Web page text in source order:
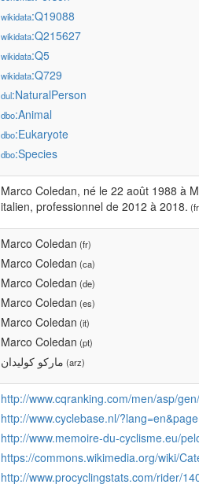
wikidata:Q19088
wikidata:Q215627
wikidata:Q5
wikidata:Q729
dul:NaturalPerson
dbo:Animal
dbo:Eukaryote
dbo:Species
Marco Coledan, né le 22 août 1988 à
italien, professionnel de 2012 à 2018.
Marco Coledan (fr)
Marco Coledan (ca)
Marco Coledan (de)
Marco Coledan (es)
Marco Coledan (it)
Marco Coledan (pt)
ماركو كوليدان (arz)
http://www.cqranking.com/men/asp/
http://www.cyclebase.nl/
http://www.memoire-du-cyclisme.eu/
https://commons.wikimedia.org/wiki/
http://www.procyclingstats.com/rider/